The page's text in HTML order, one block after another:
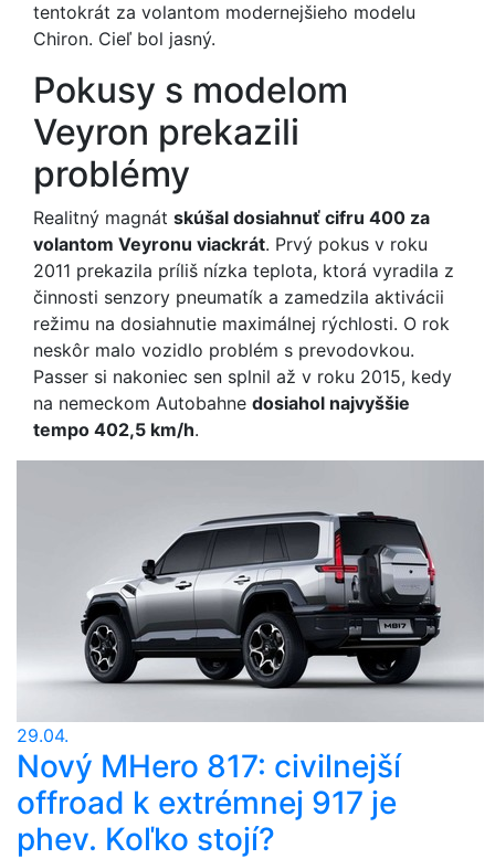
tentokrát za volantom modernejšieho modelu
Chiron. Cieľ bol jasný.
Pokusy s modelom
Veyron prekazili
problémy
Realitný magnát skúšal dosiahnuť cifru 400 za
volantom Veyronu viackrát. Prvý pokus v roku
2011 prekazila príliš nízka teplota, ktorá vyradila z
činnosti senzory pneumatík a zamedzila aktivácii
režimu na dosiahnutie maximálnej rýchlosti. O rok
neskôr malo vozidlo problém s prevodovkou.
Passer si nakoniec sen splnil až v roku 2015, kedy
na nemeckom Autobahne dosiahol najvyššie
tempo 402,5 km/h.
29.04.
Nový MHero 817: civilnejší
offroad k extrémnej 917 je
phev. Koľko stojí?